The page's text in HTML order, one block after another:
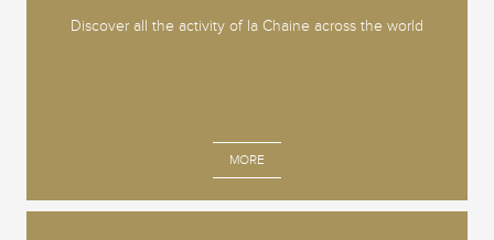
Discover all the activity of la Chaine across the world
MORE